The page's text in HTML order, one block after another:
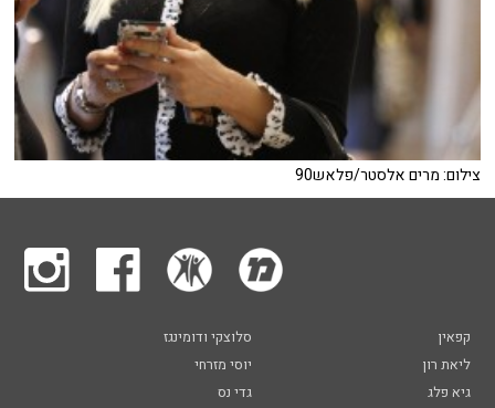
צילום: מרים אלסטר/פלאש90
קפאין
סלוצקי ודומינגז
ליאת רון
יוסי מזרחי
גיא פלג
גדי נס